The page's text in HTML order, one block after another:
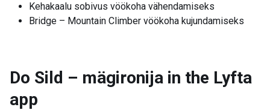
Kehakaalu sobivus vöökoha vähendamiseks
Bridge – Mountain Climber vöökoha kujundamiseks
Do Sild – mägironija in the Lyfta
app